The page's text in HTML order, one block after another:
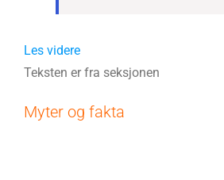
Les videre
Teksten er fra seksjonen
Myter og fakta